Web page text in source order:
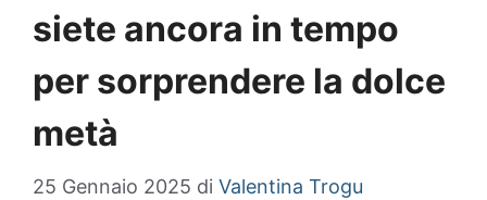
siete ancora in tempo
per sorprendere la dolce
metà
25 Gennaio 2025 di Valentina Trogu